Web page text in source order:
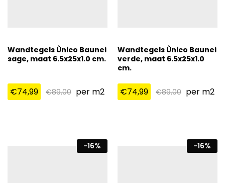
Wandtegels Ùnico Baunei
sage, maat 6.5x25x1.0 cm.
€74,99 €89,00 per m2
Wandtegels Ùnico Baunei
verde, maat 6.5x25x1.0
cm.
€74,99 €89,00 per m2
-16% -16%